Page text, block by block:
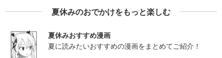
夏休みのおでかけをもっと楽しむ
夏休みおすすめ漫画
夏に読みたいおすすめの漫画をまとめてご紹介！